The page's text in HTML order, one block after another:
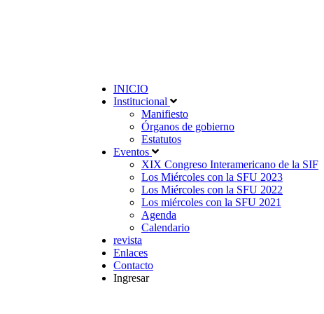
INICIO
Institucional
Manifiesto
Órganos de gobierno
Estatutos
Eventos
XIX Congreso Interamericano de la SIF
Los Miércoles con la SFU 2023
Los Miércoles con la SFU 2022
Los miércoles con la SFU 2021
Agenda
Calendario
revista
Enlaces
Contacto
Ingresar